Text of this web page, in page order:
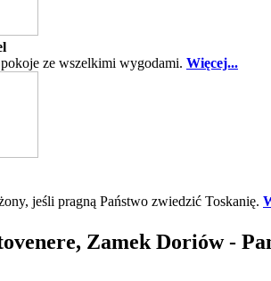
ze wszelkimi wygodami. Więcej...
jeśli pragną Państwo zwiedzić Toskanię.
Zamek Doriów -